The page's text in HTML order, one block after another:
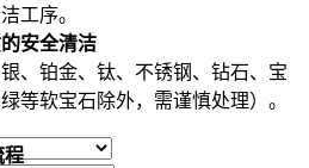
工序。
安全清洁
、铂金、钛、不锈钢、钻石、宝
等软宝石除外，需谨慎处理）。
程